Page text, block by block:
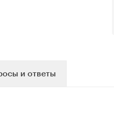
и ответы